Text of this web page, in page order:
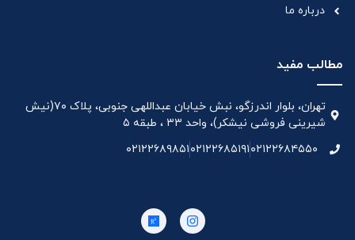
درباره ما
مطالب مفید
تهران، بلوار اندرزگو، نبش خیابان عبداللهی جنوبی، پلاک ۷۰(نیش
شیرینی فروشی نیشکر)، واحد ۳۳ ، طبقه ۵
۰۲۱۲۲۶۸۴۵۵۰۰۲۱۲۲۶۸۵۱۹۱۰۲۱۲۲۶۸۹۸۵۱